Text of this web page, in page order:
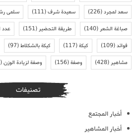
سعد لمجرد(226) سعيدة شرف(111) سلمى
صباغة الشعر(140) طريقة التحضير(151) عدد
فوائد(109) كيكة(117) كيكة بالشكلاط(97)
مشاهير(428) وصفة(156) وصفة لزيادة الوزن(138)
تصنيفات
أخبار المجتمع
أخبار المشاهير